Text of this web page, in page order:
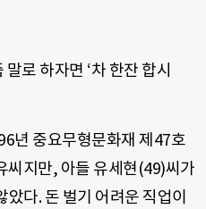
로 하자면 ‘차 한잔 합시
년 중요무형문화재 제47호
씨지만, 아들 유세현(49)씨가
다. 돈 벌기 어려운 직업이